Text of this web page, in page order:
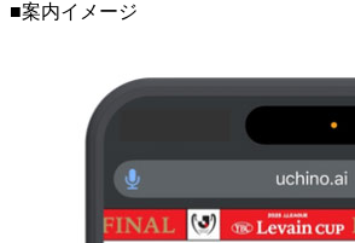
■案内イメージ